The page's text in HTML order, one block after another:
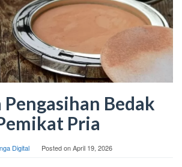
Bedak
Pria
Digital Posted onApril 19, 2026